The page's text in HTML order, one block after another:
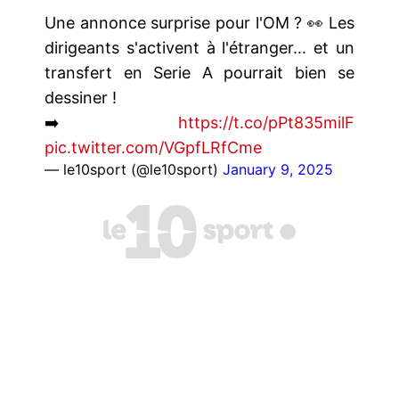
Une annonce surprise pour l'OM ? 👀 Les
dirigeants s'activent à l'étranger... et un
transfert en Serie A pourrait bien se
dessiner !
➡️ https://t.co/pPt835milF
pic.twitter.com/VGpfLRfCme
— le10sport (@le10sport) January 9, 2025